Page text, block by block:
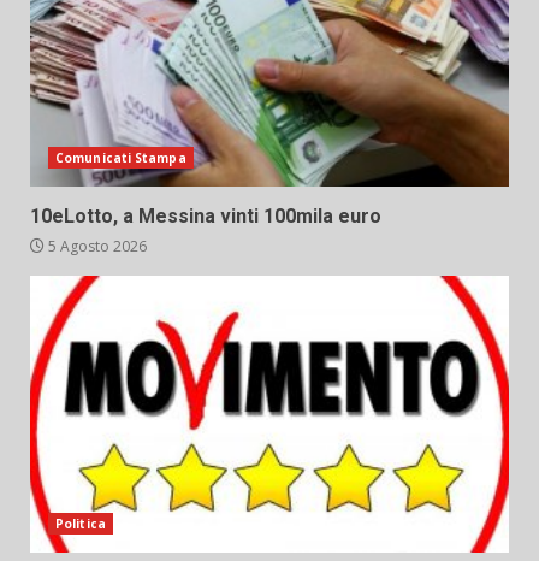
Comunicati Stampa
10eLotto, a Messina vinti 100mila euro
5 Agosto 2026
Politica